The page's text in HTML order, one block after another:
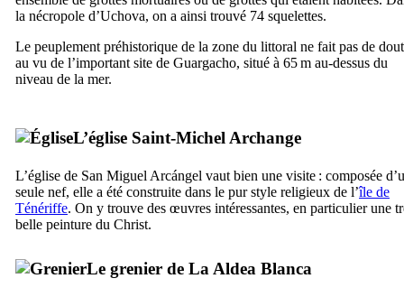
la nécropole d’Uchova, on a ainsi trouvé 74 squelettes.
Le peuplement préhistorique de la zone du littoral ne fait pas de
au vu de l’important site de Guargacho, situé à 65 m au-dessus du
niveau de la mer.
L’église Saint-Michel Archange
L’église de San Miguel Arcángel vaut bien une visite : composée
seule nef, elle a été construite dans le pur style religieux de l’île de
Ténériffe. On y trouve des œuvres intéressantes, en particulier une
belle peinture du Christ.
Le grenier de La Aldea Blanca